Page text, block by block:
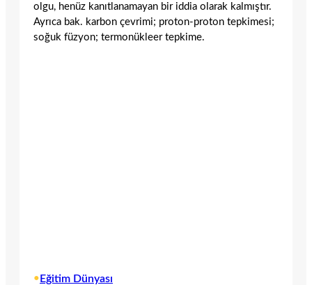
olgu, henüz kanıtlanamayan bir iddia olarak kalmıştır.
Ayrıca bak. karbon çevrimi; proton-proton tepkimesi;
soğuk füzyon; termonükleer tepkime.
• Eğitim Dünyası